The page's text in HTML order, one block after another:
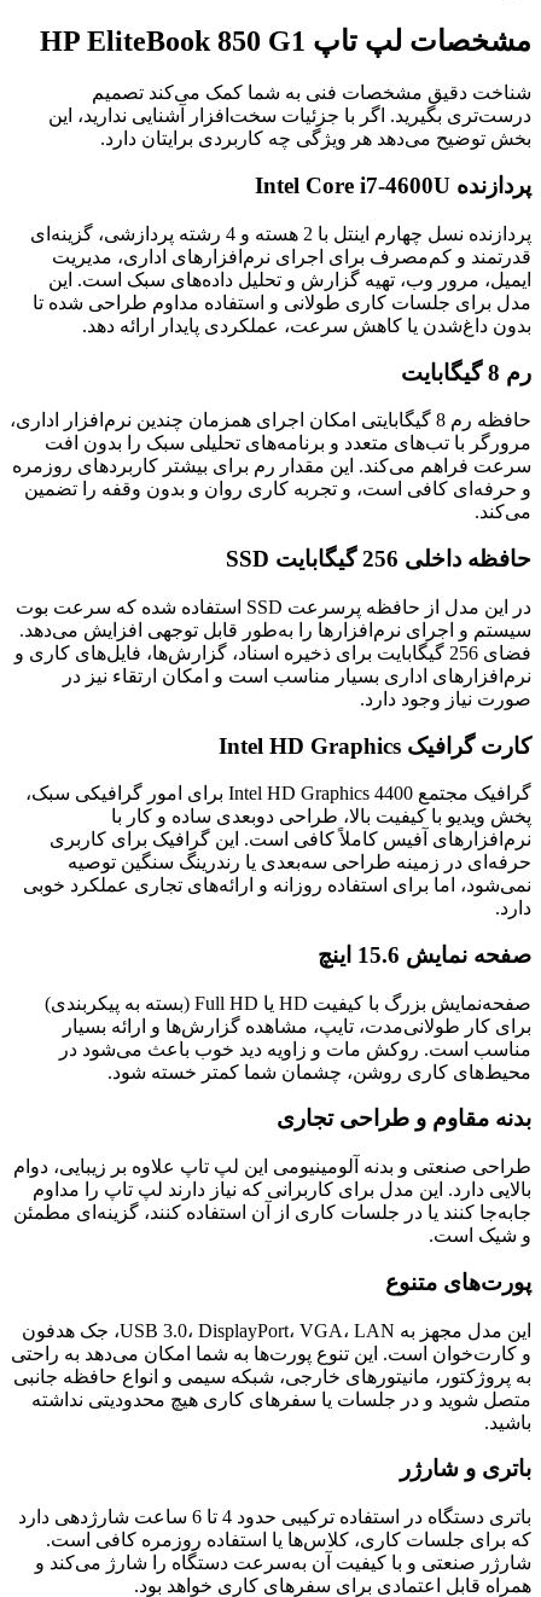
مشخصات لپ تاپ HP EliteBook 850 G1
شناخت دقیق مشخصات فنی به شما کمک می‌کند تصمیم
درست‌تری بگیرید. اگر با جزئیات سخت‌افزار آشنایی ندارید، این
بخش توضیح می‌دهد هر ویژگی چه کاربردی برایتان دارد.
پردازنده Intel Core i7-4600U
پردازنده نسل چهارم اینتل با 2 هسته و 4 رشته پردازشی، گزینه‌ای
قدرتمند و کم‌مصرف برای اجرای نرم‌افزارهای اداری، مدیریت
ایمیل، مرور وب، تهیه گزارش و تحلیل داده‌های سبک است. این
مدل برای جلسات کاری طولانی و استفاده مداوم طراحی شده تا
بدون داغ‌شدن یا کاهش سرعت، عملکردی پایدار ارائه دهد.
رم 8 گیگابایت
حافظه رم 8 گیگابایتی امکان اجرای همزمان چندین نرم‌افزار اداری،
مرورگر با تب‌های متعدد و برنامه‌های تحلیلی سبک را بدون افت
سرعت فراهم می‌کند. این مقدار رم برای بیشتر کاربردهای روزمره
و حرفه‌ای کافی است، و تجربه کاری روان و بدون وقفه را تضمین
می‌کند.
حافظه داخلی 256 گیگابایت SSD
در این مدل از حافظه پرسرعت SSD استفاده شده که سرعت بوت
سیستم و اجرای نرم‌افزارها را به‌طور قابل توجهی افزایش می‌دهد.
فضای 256 گیگابایت برای ذخیره اسناد، گزارش‌ها، فایل‌های کاری و
نرم‌افزارهای اداری بسیار مناسب است و امکان ارتقاء نیز در
صورت نیاز وجود دارد.
کارت گرافیک Intel HD Graphics
گرافیک مجتمع Intel HD Graphics 4400 برای امور گرافیکی سبک،
پخش ویدیو با کیفیت بالا، طراحی دوبعدی ساده و کار با
نرم‌افزارهای آفیس کاملاً کافی است. این گرافیک برای کاربری
حرفه‌ای در زمینه طراحی سه‌بعدی یا رندرینگ سنگین توصیه
نمی‌شود، اما برای استفاده روزانه و ارائه‌های تجاری عملکرد خوبی
دارد.
صفحه نمایش 15.6 اینچ
صفحه‌نمایش بزرگ با کیفیت HD یا Full HD (بسته به پیکربندی)
برای کار طولانی‌مدت، تایپ، مشاهده گزارش‌ها و ارائه بسیار
مناسب است. روکش مات و زاویه دید خوب باعث می‌شود در
محیط‌های کاری روشن، چشمان شما کمتر خسته شود.
بدنه مقاوم و طراحی تجاری
طراحی صنعتی و بدنه آلومینیومی این لپ تاپ علاوه بر زیبایی، دوام
بالایی دارد. این مدل برای کاربرانی که نیاز دارند لپ تاپ را مداوم
جابه‌جا کنند یا در جلسات کاری از آن استفاده کنند، گزینه‌ای مطمئن
و شیک است.
پورت‌های متنوع
این مدل مجهز به USB 3.0، DisplayPort، VGA، LAN، جک هدفون
و کارت‌خوان است. این تنوع پورت‌ها به شما امکان می‌دهد به راحتی
به پروژکتور، مانیتورهای خارجی، شبکه سیمی و انواع حافظه جانبی
متصل شوید و در جلسات یا سفرهای کاری هیچ محدودیتی نداشته
باشید.
باتری و شارژر
باتری دستگاه در استفاده ترکیبی حدود 4 تا 6 ساعت شارژدهی دارد
که برای جلسات کاری، کلاس‌ها یا استفاده روزمره کافی است.
شارژر صنعتی و با کیفیت آن به‌سرعت دستگاه را شارژ می‌کند و
همراه قابل اعتمادی برای سفرهای کاری خواهد بود.